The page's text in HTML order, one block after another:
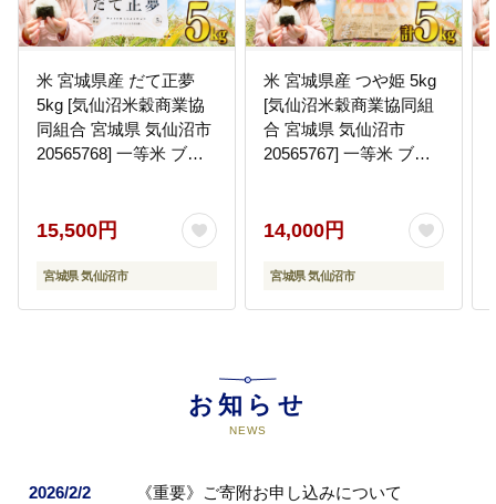
米 宮城県産 だて正夢
5kg [気仙沼米穀商業協
同組合 宮城県 気仙沼市
20565768] 一等米 ブラ
家庭用
15,500円
宮城県 気仙沼市
米 宮城県産 つや姫 5kg
[気仙沼米穀商業協同組
合 宮城県 気仙沼市
20565767] 一等米 ブラ
家庭用
14,000円
宮城県 気仙沼市
お知らせ
NEWS
2026/2/2 《重要》ご寄附お申し込みについて